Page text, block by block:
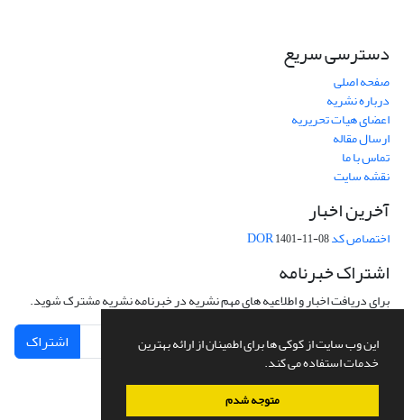
این وب سایت از کوکی ها برای اطمینان از ارائه بهترین
خدمات استفاده می کند.
متوجه شدم
دسترسی سریع
صفحه اصلی
درباره نشریه
اعضای هیات تحریریه
ارسال مقاله
تماس با ما
نقشه سایت
آخرین اخبار
اختصاص کد DOR1401-11-08
اشتراک خبرنامه
برای دریافت اخبار و اطلاعیه های مهم نشریه در خبرنامه نشریه مشترک شوید.
اشتراک